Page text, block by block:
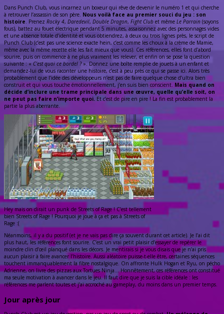
Dans Punch Club, vous incarnez un boxeur qui rêve de devenir le numéro 1 et qui cherche
à retrouver l’assassin de son père. Nous voilà face au premier souci du jeu : son
histoire. Prenez Rocky 4, Daredevil, Double Dragon, Fight Club et même Le Parrain (soyons
fous), battez au fouet électrique pendant 5 minutes, assaisonnez avec des personnages vides
et une absence totale d’identité et vous obtiendrez, à deux ou trois lignes près, le script de
Punch Club (c’est pas une science exacte hein, c’est comme les choux à la crème de Mamie,
même avec la même recette elle les fait mieux que vous). Ces références, elles font d’abord
sourire, puis on commence à ne plus vraiment les relever, et enfin on se pose la question
suivante : « C’est quoi ce bordel ?». Donnez une boîte remplie de jouets à un enfant et
demandez-lui de vous raconter une histoire, c’est à peu près ce qui se passe ici. Alors très
probablement que l’idée des développeurs n’est pas de faire quelque chose d’ultra bien
construit et qui vous touche émotionnellement, j’en suis bien conscient. Mais quand on
décide d’inclure une trame principale dans une œuvre, quelle qu’elle soit, on
ne peut pas faire n’importe quoi. Et c’est de pire en pire ! La fin est probablement la
partie la plus aberrante.
Hey mais on dirait un punk de Streets of Rage ! C’est tellement
bien Streets of Rage ! Pourquoi je joue à ça et pas à Streets of
Rage :(
Néanmoins, il y a du positif (et je ne vais pas dire ça souvent durant cet article). Je l’ai dit
plus haut, les références font sourire. C’est un vrai petit plaisir d’essayer de repérer le
moindre clin d’œil planqué dans les décors. Je mentirais si je vous disais que je n’ai pris
aucun plaisir à faire avancer l’histoire. Aussi aléatoire puisse-t-elle être, certaines séquences
touchent immanquablement la fibre nostalgique. On affronte Hulk Hogan et Ryu, on pécho
Adrienne, on livre des pizzas aux Tortues Ninja… Honnêtement, ces références ont constitué
ma seule motivation à avancer dans le jeu. Il faut dire que je suis la cible idéale : les
références me parlent toutes et j’ai accroché au gameplay, du moins dans un premier temps.
Jour après jour